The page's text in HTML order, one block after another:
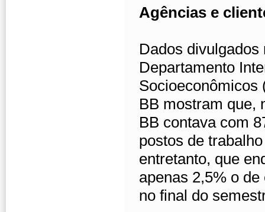
Agências e
Dados
Departamento
Socioeconômicos
BB mostram que,
BB contava com
postos de
entretanto, que
apenas 2,5% o
no final do